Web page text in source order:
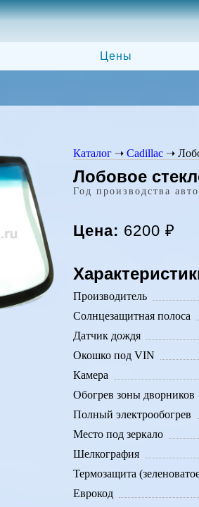
Цены
Каталог ➝ Cadillac ➝
Лобовое
Год производства
Цена: 6200 ₽
Производитель
Солнцезащитная полоса
Датчик дождя
Окошко под VIN
Камера
Обогрев зоны дворников
Полный электрообогрев
Место под зеркало
Шелкография
Термозащита
Еврокод